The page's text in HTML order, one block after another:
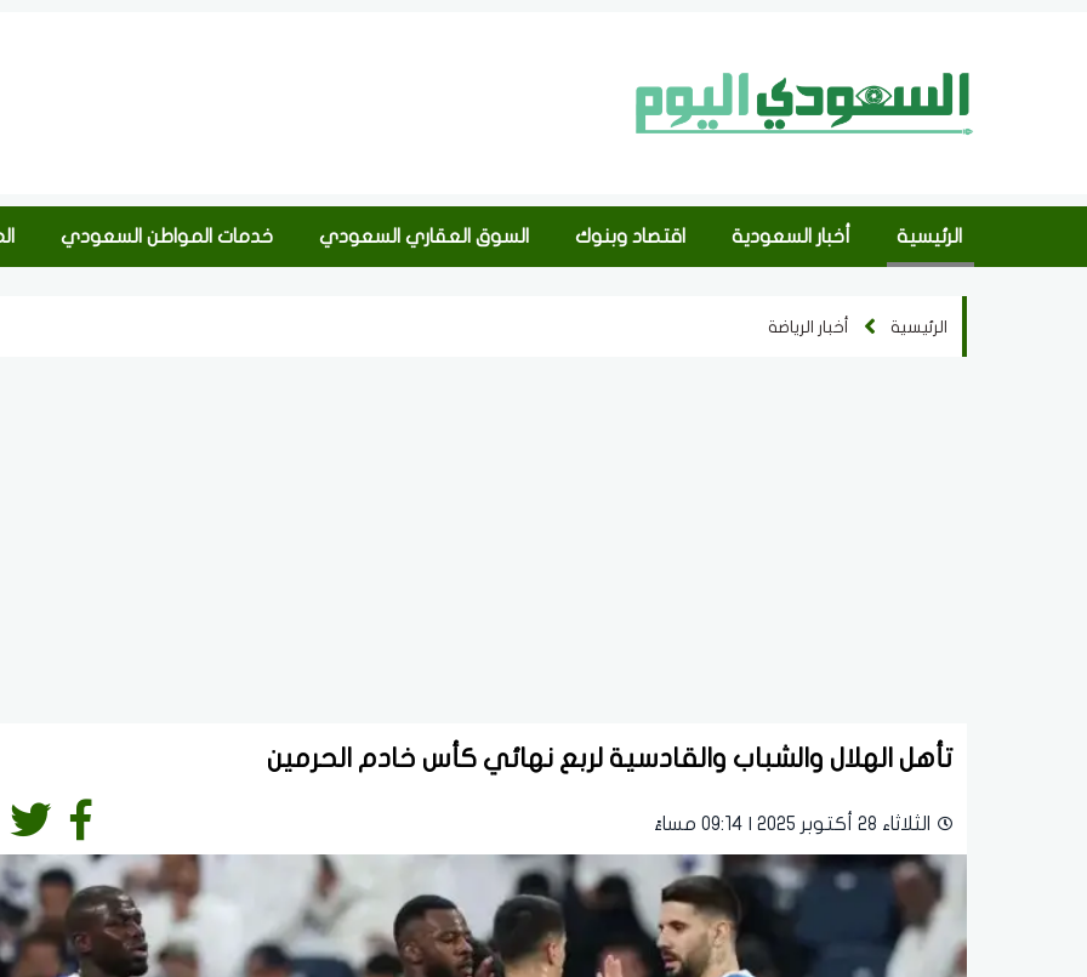
الرئيسية أخبار السعودية اقتصاد وبنوك السوق العقاري السعودي خدمات المواطن السعودي
الرئيسية أخبار الرياضة
تأهل الهلال والشباب والقادسية لربع نهائي كأس خادم الحرمين
الثلاثاء 28 أكتوبر 2025 | 09:14 مساءً